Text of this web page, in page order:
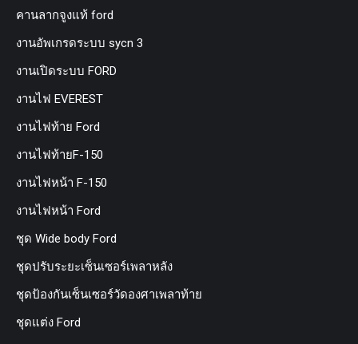
คานลากจูงแท้ ford
งานอัพเกรดระบบ sycn 3
งานเปิดระบบ FORD
งานไฟ EVEREST
งานไฟท้าย Ford
งานไฟท้ายF-150
งานไฟหน้า F-150
งานไฟหน้า Ford
ชุด Wide body Ford
ชุดปรับระยะเซ็นเซอร์เพลาหลัง
ชุดป้องกันเซ็นเซอร์วัดองศาเพลาท้าย
ชุดแต่ง Ford